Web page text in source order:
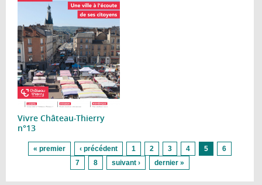
Vivre Château-Thierry
n°13
Pages
« premier ‹ précédent 1 2 3 4 5
6
7
8 suivant › dernier »